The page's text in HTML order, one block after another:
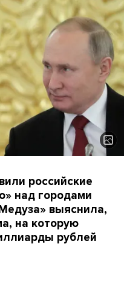
российские
над городами
выяснила,
на которую
рублей